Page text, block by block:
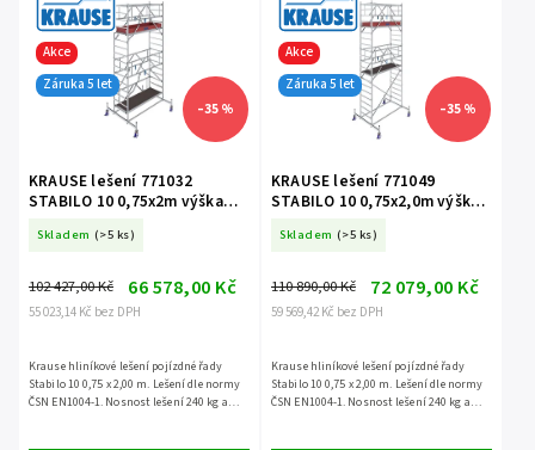
Akce
Záruka 5 let
–35 %
KRAUSE lešení 771032
STABILO 10 0,75x2m výška
Skladem (>5 ks)
55 023,14 Kč bez DPH
102 427,00 Kč 66 578,00 Kč
Krause hliníkové lešení pojízdné řady
Stabilo 10 0,75 x 2,00 m. Lešení dle normy
ČSN EN1004-1. Nosnost lešení 240 kg a
Akce
Záruka 5 let
–35 %
KRAUSE lešení 771049
STABILO 10 0,75x2,0m výška
Skladem (>5 ks)
59 569,42 Kč bez DPH
110 890,00 Kč 72 079,00 Kč
Krause hliníkové lešení pojízdné řady
Stabilo 10 0,75 x 2,00 m. Lešení dle normy
ČSN EN1004-1. Nosnost lešení 240 kg a